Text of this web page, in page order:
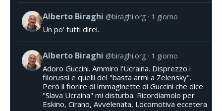
Alberto Biraghi @biraghi.org 1 giorno
Un po' tutti direi.
Alberto Biraghi @biraghi.org 1 giorno
Adoro Guccini. Ammiro l'Ucraina. Disprezzo i
filorussi e quelli del "basta armi a Zelensky".
Però il fiorire di immaginette di Guccini che dice
"Slava Ucraina" mi disturba. Ricordiamolo per
Eskino, Cirano, Avvelenata, Locomotiva eccetera